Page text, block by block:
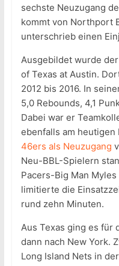
sechste Neuzugang
kommt von Northport
unterschrieb einen
Ausgebildet wurde
of Texas at Austin.
2012 bis 2016. In
5,0 Rebounds, 4,1
Dabei war er
ebenfalls am heutigen
46ers als Neuzugang
Neu-BBL-Spielern
Pacers-Big Man
limitierte die
rund zehn Minuten.
Aus Texas ging es für
dann nach New York.
Long Island Nets in